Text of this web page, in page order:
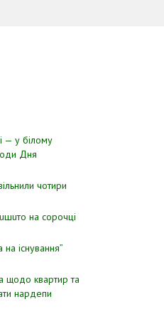
— у білому
Дня
чотири
нa copoчцi
іcнування”
щодо квартир та
нардепи